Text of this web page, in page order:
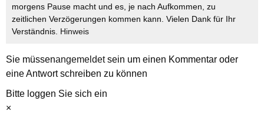
morgens Pause macht und es, je nach Aufkommen, zu
zeitlichen Verzögerungen kommen kann. Vielen Dank für Ihr
Verständnis. Hinweis
Sie müssenangemeldetsein um einen Kommentar oder
eine Antwort schreiben zu können
Bitte loggen Sie sich ein
×